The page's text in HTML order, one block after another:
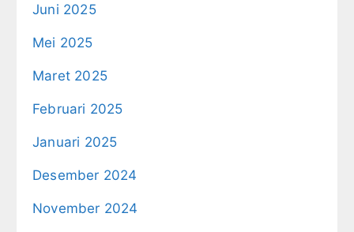
Juni 2025
Mei 2025
Maret 2025
Februari 2025
Januari 2025
Desember 2024
November 2024